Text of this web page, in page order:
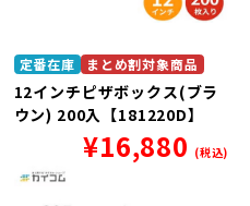
定番在庫 まとめ割対象商品
12インチピザボックス(ブラ
ウン) 200入【181220D】
¥16,880 (税込)